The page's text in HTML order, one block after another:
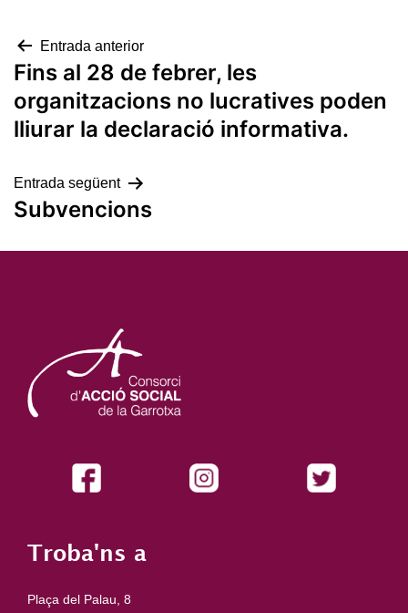
Navegació
d'entrades
Entrada anterior
Fins al 28 de febrer, les
organitzacions no lucratives poden
lliurar la declaració informativa.
Entrada següent
Subvencions
Troba'ns a
Plaça del Palau, 8